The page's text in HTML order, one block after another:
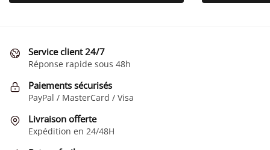
options
être
choisies
sur
la
Service client 24/7
Réponse rapide sous 48h
Paiements sécurisés
PayPal / MasterCard / Visa
Livraison offerte
Expédition en 24/48H